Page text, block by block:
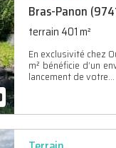
Bras-Panon
terrain 401 m²
En exclusivité chez
m² bénéficie d’un
lancement de votre...